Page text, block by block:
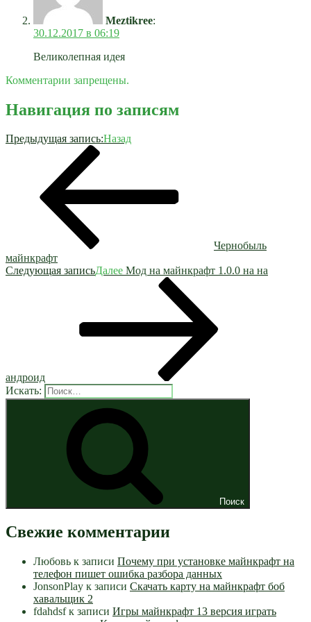
Meztikree:
30.12.2017 в 06:19
Великолепная идея
Комментарии запрещены.
Навигация по записям
Предыдущая запись:Назад
Чернобыль
майнкрафт
Следующая записьДалее Мод на майнкрафт 1.0.0 на на
андроид
Искать:
Поиск
Свежие комментарии
Любовь к записи Почему при установке майнкрафт на
телефон пишет ошибка разбора данных
JonsonPlay к записи Скачать карту на майнкрафт боб
хавальщик 2
fdahdsfк записи Игры майнкрафт 13 версия играть